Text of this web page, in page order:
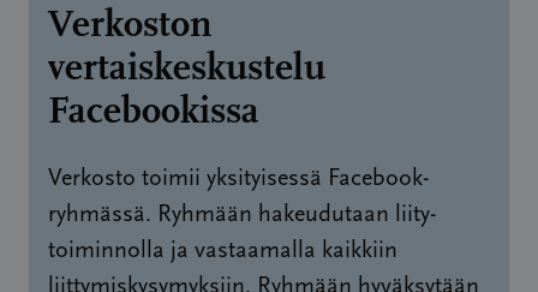
Verkoston
vertaiskeskustelu
Facebookissa
Verkosto toimii yksityisessä Facebook-
ryhmässä. Ryhmään hakeudutaan liity-
toiminnolla ja vastaamalla kaikkiin
liittymiskysymyksiin. Ryhmään hyväksytään